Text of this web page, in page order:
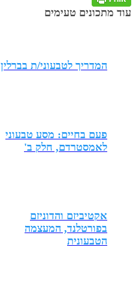
עוד מתכונים טעימים
המדריך לטבעוני/ת בברלין
פעם בחיים: מסע טבעוני
לאמסטרדם, חלק ב'
אקטיביזם והדוניזם
בפורטלנד, המעצמה
הטבעונית